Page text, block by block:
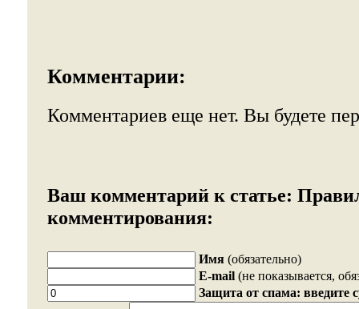
Комментарии:
Комментариев еще нет. Вы будете
Ваш комментарий к статье:
комментирования:
Имя (обязательно)
E-mail (не показывается,
Защита от спама: введите